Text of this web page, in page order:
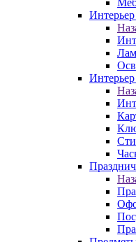
Интерьер
Интерьер